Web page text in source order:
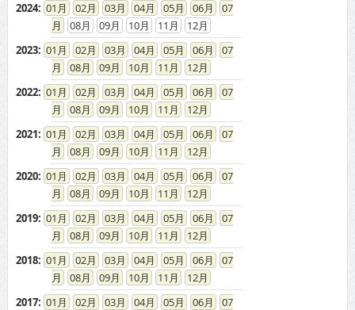
2024: 01 02 03 04 05 06
07
08
09 10 11
12
2023: 01 02 03 04 05 06
07
08
09 10 11
12
2022: 01 02 03 04 05 06
07
08
09 10 11
12
2021: 01 02 03 04 05 06
07
08
09 10 11
12
2020: 01 02 03 04 05 06
07
08
09 10 11
12
2019: 01 02 03 04 05 06
07
08
09 10 11
12
2018: 01 02 03 04 05 06
07
08
09 10 11
12
2017: 01 02 03 04 05 06
07